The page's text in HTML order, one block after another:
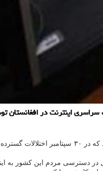
سراسری اینترنت در
ای در
در دسترسی مردم این کشور به